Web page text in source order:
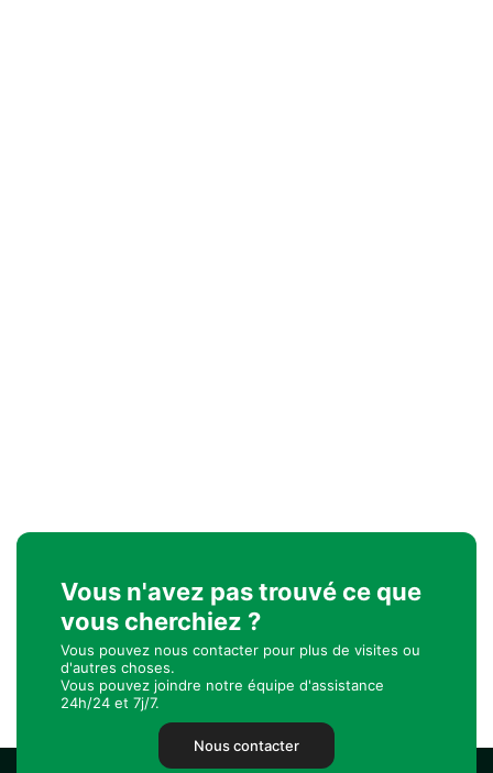
Vous n'avez pas trouvé ce que
vous cherchiez ?
Vous pouvez nous contacter pour plus de visites ou
d'autres choses.
Vous pouvez joindre notre équipe d'assistance
24h/24 et 7j/7.
Nous contacter